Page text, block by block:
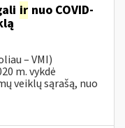
ir nuo COVID-
– VMI)
m. vykdė
veiklų sąrašą, nuo